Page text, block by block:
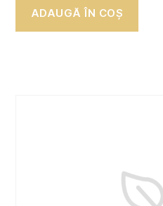
ADAUGĂ ÎN COȘ